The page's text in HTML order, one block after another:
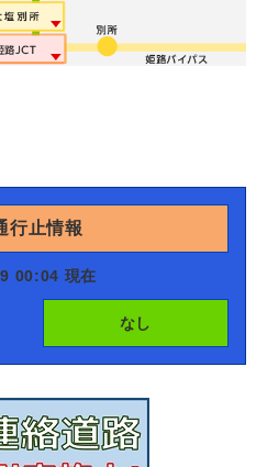
行止情報
00:04 現在
なし